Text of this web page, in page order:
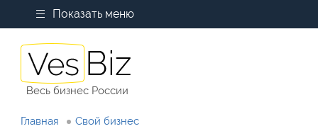
Показать меню
Весь бизнес России
Главная Свой бизнес